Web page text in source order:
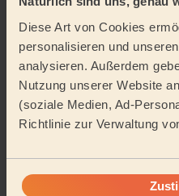
Diese Art von Cookies
personalisieren und
analysieren. Außerdem
Nutzung unserer Website
(soziale Medien, Ad-
Richtlinie zur Verwaltung
5/5 •
vor 2
Einmalige Reinigung
Pünktlich und sofort
prima. Die Reinigung mit
gut.
Weitere